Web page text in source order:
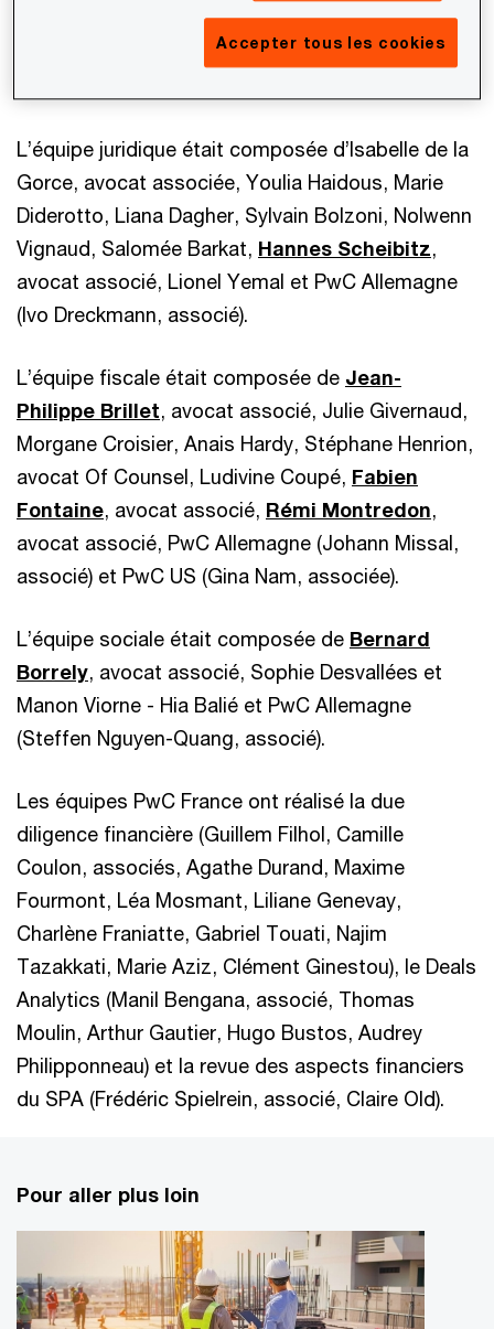
l'investissement potentiel de Warburg Pincus, aux
côtés des actionnaires existants CVC, La Caisse
L’équipe juridique était composée d’Isabelle de la
Gorce, avocat associée, Youlia Haidous, Marie
Diderotto, Liana Dagher, Sylvain Bolzoni, Nolwenn
Vignaud, Salomée Barkat, Hannes Scheibitz,
avocat associé, Lionel Yemal et PwC Allemagne
(Ivo Dreckmann, associé).
L’équipe fiscale était composée de Jean-
Philippe Brillet, avocat associé, Julie Givernaud,
Morgane Croisier, Anais Hardy, Stéphane Henrion,
avocat Of Counsel, Ludivine Coupé, Fabien
Fontaine, avocat associé, Rémi Montredon,
avocat associé, PwC Allemagne (Johann Missal,
associé) et PwC US (Gina Nam, associée).
L’équipe sociale était composée de Bernard
Borrely, avocat associé, Sophie Desvallées et
Manon Viorne - Hia Balié et PwC Allemagne
(Steffen Nguyen-Quang, associé).
Les équipes PwC France ont réalisé la due
diligence financière (Guillem Filhol, Camille
Coulon, associés, Agathe Durand, Maxime
Fourmont, Léa Mosmant, Liliane Genevay,
Charlène Franiatte, Gabriel Touati, Najim
Tazakkati, Marie Aziz, Clément Ginestou), le Deals
Analytics (Manil Bengana, associé, Thomas
Moulin, Arthur Gautier, Hugo Bustos, Audrey
Philipponneau) et la revue des aspects financiers
du SPA (Frédéric Spielrein, associé, Claire Old).
Pour aller plus loin
Accepter tous les cookies